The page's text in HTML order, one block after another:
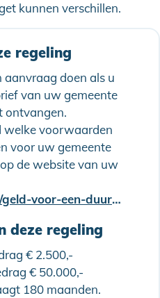
kunnen verschillen.
regeling
aanvraag doen als u
van uw gemeente
ontvangen.
welke voorwaarden
voor uw gemeente
de website van uw
www.heumen.nl/geld-voor-een-duurzaam-thuis/
deze regeling
€ 2.500,-
€ 50.000,-
180 maanden.